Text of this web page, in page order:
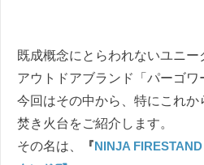
既成概念にとらわれないユニ
アウトドアブランド「パーゴワ
今回はその中から、特にこれか
焚き火台をご紹介します。
その名は、
『NINJA